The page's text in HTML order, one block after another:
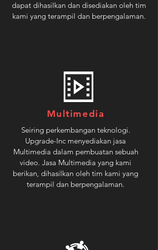
dapat dihasilkan dan disediakan oleh tim
kami yang terampil dan berpengalaman.
Multimedia
Seiring perkembangan teknologi.
Upgrade-Inc menyediakan jasa
Multimedia dalam pembuatan sebuah
video. Jasa Multimedia yang kami
berikan, dihasilkan oleh tim kami yang
terampil dan berpengalaman.